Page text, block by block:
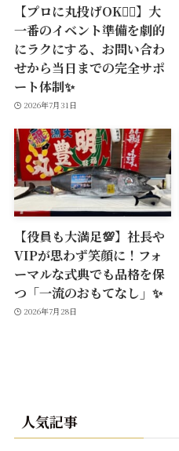
【プロに丸投げOK🙆‍♂️】大
一番のイベント準備を劇的
にラクにする、お問い合わ
せから当日までの完全サポ
ート体制✨
2026年7月31日
【役員も大満足💯】社長や
VIPが思わず笑顔に！フォ
ーマルな式典でも品格を保
つ「一流のおもてなし」✨
2026年7月28日
人気記事